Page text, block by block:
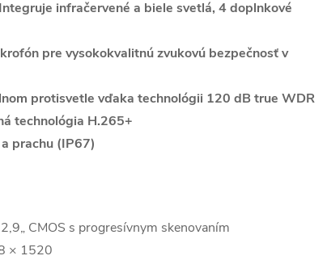
infračervené a biele svetlá, 4 doplnkové
pre vysokokvalitnú zvukovú bezpečnosť v
protisvetle vďaka technológii 120 dB true WDR
technológia H.265+
prachu (IP67)
CMOS s progresívnym skenovaním
× 1520